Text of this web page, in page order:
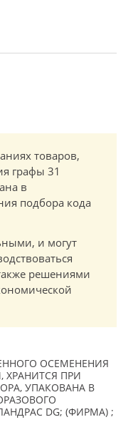
товаров,
графы 31
в
подбора кода
и могут
решениями
ОСЕМЕНЕНИЯ
ПРИ
УПАКОВАНА В
DG; (ФИРМА) ;